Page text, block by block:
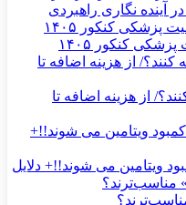
آینده نگاری راهبردی
کنکور ۱۴۰۵
از هزینه اضافه تا
ویتامین می شوند!!+ دلایل